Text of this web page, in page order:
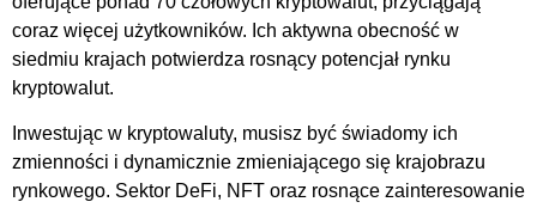
coraz więcej użytkowników. Ich aktywna obecność w
siedmiu krajach potwierdza rosnący potencjał rynku
kryptowalut.
Inwestując w kryptowaluty, musisz być świadomy ich
zmienności i dynamicznie zmieniającego się krajobrazu
rynkowego. Sektor DeFi, NFT oraz rosnące zainteresowanie